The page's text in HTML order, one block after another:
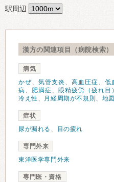
駅周辺
漢方の関連項目（病院検索）
病気
かぜ、 気管支炎 、 高血圧症、 低
病、 肥満症、 眼精疲労（疲れ目）
冷え性、 月経周期が不規則 、 地
症状
尿が漏れる 、 目の疲れ
専門外来
東洋医学専門外来
専門医・資格